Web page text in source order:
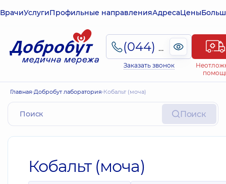
ВрачиУслугиПрофильные направленияАдресаЦены
(044) 495-2-888
Заказать звонок
Главная Добробут лаборатория Кобальт (моча)
Поиск
Кобальт (моча)